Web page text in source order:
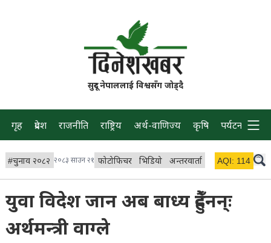
सुदूर नेपाललाई विश्वसँग जोड्दै
गृह प्रदेश राजनीति राष्ट्रिय अर्थ-वाणिज्य कृषि पर्यटन प्रवास
#चुनाव २०८२ २०८३ साउन २१ फोटोफिचर भिडियो अन्तरवार्ता विचार/ब्लग
AQI: 114
युवा विदेश जान अब बाध्य हुँदैनन्ः
अर्थमन्त्री वाग्ले